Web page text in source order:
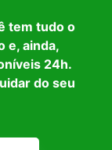
tem tudo o
e, ainda,
24h.
do seu